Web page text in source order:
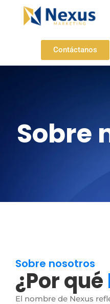
Contáctanos
Sobre
Sobre nosotros
¿Por qué
El nombre de Nexus